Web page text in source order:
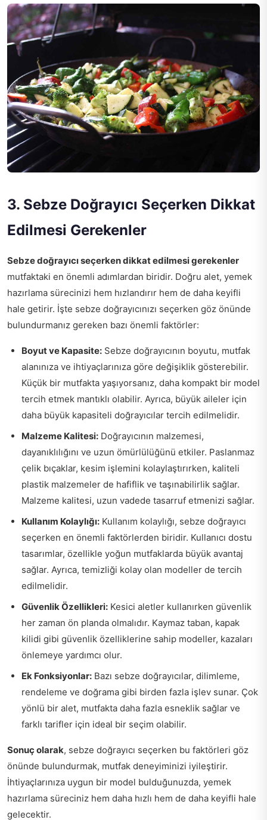
3. Sebze Doğrayıcı Seçerken Dikkat
Edilmesi Gerekenler
Sebze doğrayıcı seçerken dikkat edilmesi gerekenler
mutfaktaki en önemli adımlardan biridir. Doğru alet, yemek
hazırlama sürecinizi hem hızlandırır hem de daha keyifli
hale getirir. İşte sebze doğrayıcınızı seçerken göz önünde
bulundurmanız gereken bazı önemli faktörler:
Boyut ve Kapasite: Sebze doğrayıcının boyutu, mutfak
alanınıza ve ihtiyaçlarınıza göre değişiklik gösterebilir.
Küçük bir mutfakta yaşıyorsanız, daha kompakt bir model
tercih etmek mantıklı olabilir. Ayrıca, büyük aileler için
daha büyük kapasiteli doğrayıcılar tercih edilmelidir.
Malzeme Kalitesi: Doğrayıcının malzemesi,
dayanıklılığını ve uzun ömürlülüğünü etkiler. Paslanmaz
çelik bıçaklar, kesim işlemini kolaylaştırırken, kaliteli
plastik malzemeler de hafiflik ve taşınabilirlik sağlar.
Malzeme kalitesi, uzun vadede tasarruf etmenizi sağlar.
Kullanım Kolaylığı: Kullanım kolaylığı, sebze doğrayıcı
seçerken en önemli faktörlerden biridir. Kullanıcı dostu
tasarımlar, özellikle yoğun mutfaklarda büyük avantaj
sağlar. Ayrıca, temizliği kolay olan modeller de tercih
edilmelidir.
Güvenlik Özellikleri: Kesici aletler kullanırken güvenlik
her zaman ön planda olmalıdır. Kaymaz taban, kapak
kilidi gibi güvenlik özelliklerine sahip modeller, kazaları
önlemeye yardımcı olur.
Ek Fonksiyonlar: Bazı sebze doğrayıcılar, dilimleme,
rendeleme ve doğrama gibi birden fazla işlev sunar. Çok
yönlü bir alet, mutfakta daha fazla esneklik sağlar ve
farklı tarifler için ideal bir seçim olabilir.
Sonuç olarak, sebze doğrayıcı seçerken bu faktörleri göz
önünde bulundurmak, mutfak deneyiminizi iyileştirir.
İhtiyaçlarınıza uygun bir model bulduğunuzda, yemek
hazırlama süreciniz hem daha hızlı hem de daha keyifli hale
gelecektir.